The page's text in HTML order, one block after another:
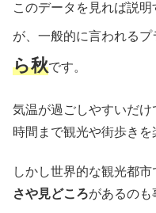
このデータを見れば説
が、一般的に言われる
ら秋です。
気温が過ごしやすいだ
時間まで観光や街歩きを
しかし世界的な観光都市
さや見どころがあるのも